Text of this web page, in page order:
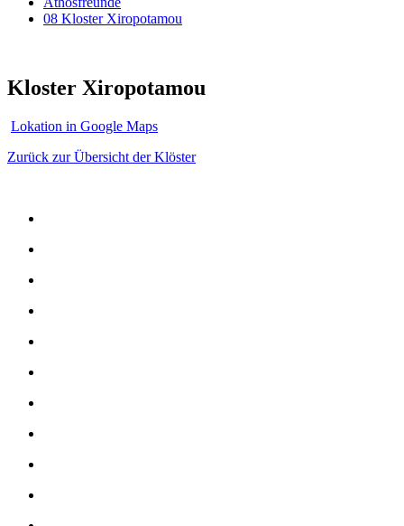
08 Kloster Xiropotamou
Kloster Xiropotamou
Lokation in Google Maps
Zurück zur Übersicht der Klöster